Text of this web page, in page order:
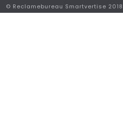
© Reclamebureau Smartvertise